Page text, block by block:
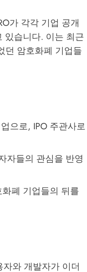
가 각각 기업 공개
있습니다. 이는 최근
던 암호화폐 기업들
으로, IPO 주관사로
자들의 관심을 반영
폐 기업들의 뒤를
자와 개발자가 이더